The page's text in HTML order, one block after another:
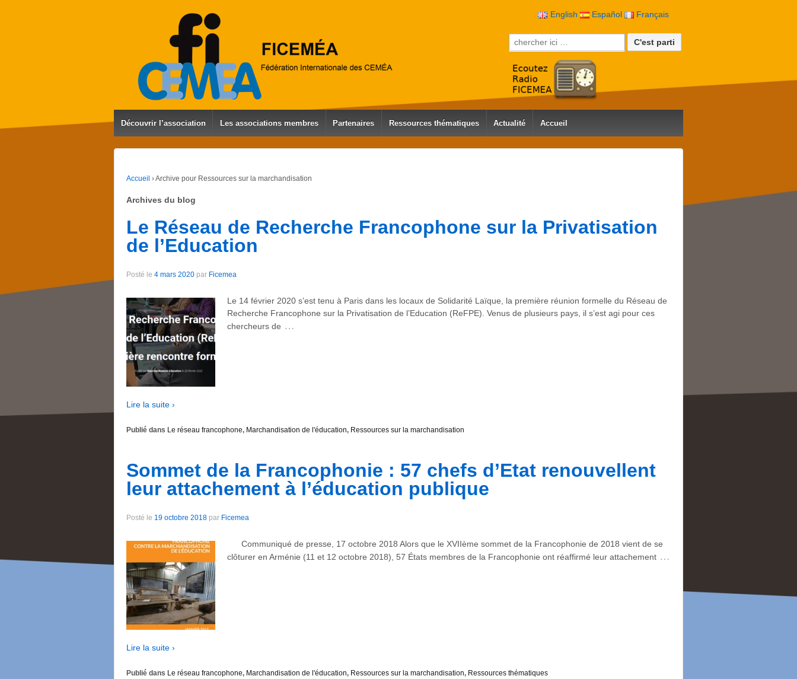
English Español Français
Recherche pour:
Découvrir l’association Les associations membres Partenaires Ressources thématiques Actualité Accueil
Accueil ›Archive pour Ressources sur la marchandisation
Archives du blog
Le Réseau de Recherche Francophone sur la Privatisation
de l’Education
Posté le 4 mars 2020 par Ficemea
Le 14 février 2020 s’est tenu à Paris dans les locaux de Solidarité Laïque, la première réunion formelle du Réseau de
Recherche Francophone sur la Privatisation de l’Education (ReFPE). Venus de plusieurs pays, il s’est agi pour ces
chercheurs de …
Lire la suite ›
Publié dans Le réseau francophone, Marchandisation de l'éducation, Ressources sur la marchandisation
Sommet de la Francophonie : 57 chefs d’Etat renouvellent
leur attachement à l’éducation publique
Posté le 19 octobre 2018 par Ficemea
Communiqué de presse, 17 octobre 2018 Alors que le XVIIème sommet de la Francophonie de 2018 vient de se
clôturer en Arménie (11 et 12 octobre 2018), 57 États membres de la Francophonie ont réaffirmé leur attachement …
Lire la suite ›
Publié dans Le réseau francophone, Marchandisation de l'éducation, Ressources sur la marchandisation, Ressources thématiques